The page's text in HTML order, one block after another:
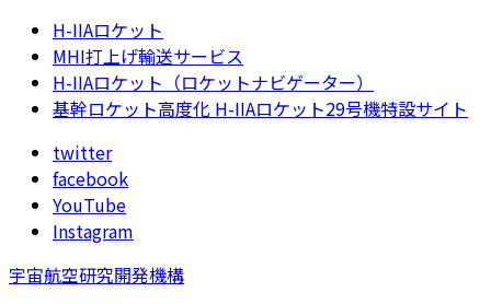
H-IIAロケット
MHI打上げ輸送サービス
H-IIAロケット（ロケットナビゲーター）
基幹ロケット高度化 H-IIAロケット29号機特設サイト
twitter
facebook
YouTube
Instagram
宇宙航空研究開発機構